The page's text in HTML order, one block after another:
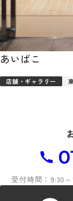
あいばこ
店舗・ギャラリー
受付時間：9:30